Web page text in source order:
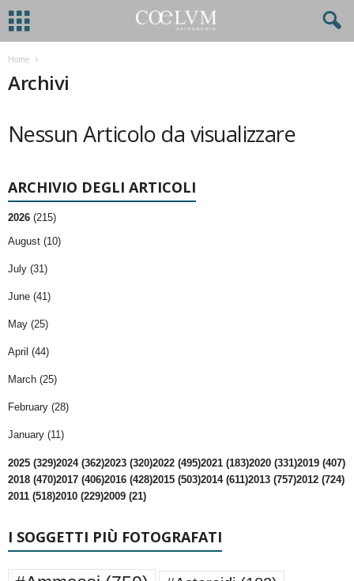
Home
Archivi
Nessun Articolo da visualizzare
ARCHIVIO DEGLI ARTICOLI
2026 (215)
August (10)
July (31)
June (41)
May (25)
April (44)
March (25)
February (28)
January (11)
2025 (329)2024 (362)2023 (320)2022 (495)2021 (183)2020 (331)2019 (407)
2018 (470)2017 (406)2016 (428)2015 (503)2014 (611)2013 (757)2012 (724)
2011 (518)2010 (229)2009 (21)
I SOGGETTI PIÙ FOTOGRAFATI